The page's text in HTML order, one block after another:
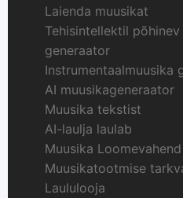
Laienda muusikat
Tehisintellektil
generaator
Instrumentaalmuusika
AI muusikageneraator
Muusika tekstist
AI-laulja laulab
Muusika
Muusikatootmise
Laululooja